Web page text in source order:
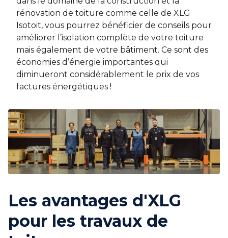
rénovation de toiture comme celle de XLG
Isotoit, vous pourrez bénéficier de conseils pour
améliorer l’isolation complète de votre toiture
mais également de votre bâtiment. Ce sont des
économies d’énergie importantes qui
diminueront considérablement le prix de vos
factures énergétiques !
Les avantages d'XLG
pour les travaux de